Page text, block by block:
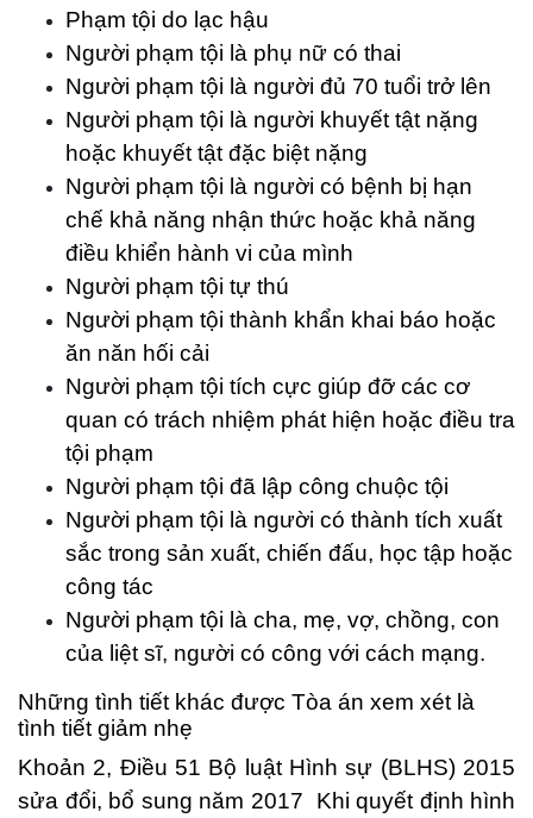
Phạm tội do lạc hậu
Người phạm tội là phụ nữ có thai
Người phạm tội là người đủ 70 tuổi trở lên
Người phạm tội là người khuyết tật nặng
hoặc khuyết tật đặc biệt nặng
Người phạm tội là người có bệnh bị hạn
chế khả năng nhận thức hoặc khả năng
điều khiển hành vi của mình
Người phạm tội tự thú
Người phạm tội thành khẩn khai báo hoặc
ăn năn hối cải
Người phạm tội tích cực giúp đỡ các cơ
quan có trách nhiệm phát hiện hoặc điều tra
tội phạm
Người phạm tội đã lập công chuộc tội
Người phạm tội là người có thành tích xuất
sắc trong sản xuất, chiến đấu, học tập hoặc
công tác
Người phạm tội là cha, mẹ, vợ, chồng, con
của liệt sĩ, người có công với cách mạng.
Những tình tiết khác được Tòa án xem xét là
tình tiết giảm nhẹ
Khoản 2, Điều 51 Bộ luật Hình sự (BLHS) 2015
sửa đổi, bổ sung năm 2017 Khi quyết định hình